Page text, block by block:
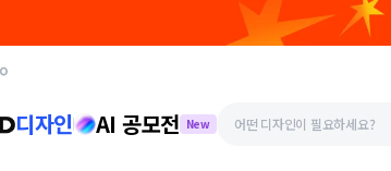
디자인 AI 공모전 New